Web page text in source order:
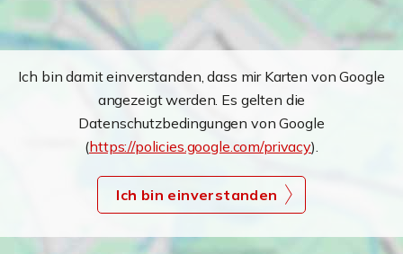
Ich bin damit einverstanden, dass mir Karten von Google
angezeigt werden. Es gelten die
Datenschutzbedingungen von Google
(https://policies.google.com/privacy).
Ich bin einverstanden